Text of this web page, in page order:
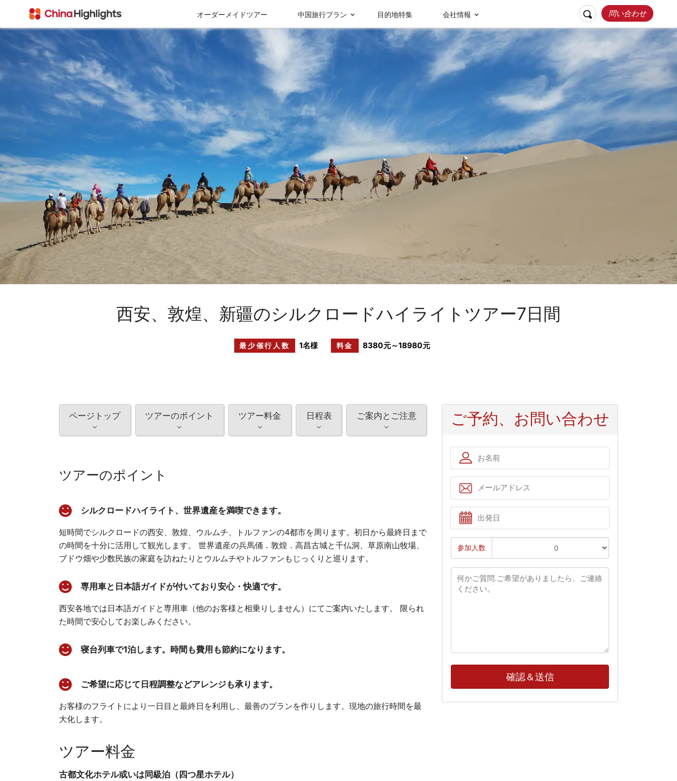
オーダーメイドツアー 中国旅行プラン
チベット 西安 九寨溝 成都
目的地特集 会社情報
会社情報
私たちについて グループ情報
受賞実績＆メディ
ア報
お客様の声
問い合わせ
西安、敦煌、新疆のシルクロードハイライトツアー7日間
最少催行人数 1名様 料金 8380元～18980元
ページトップ ツアーのポイント ツアー料金 日程表 ご案内とご注意
ツアーのポイント
シルクロードハイライト、世界遺産を満喫できます。
短時間でシルクロードの西安、敦煌、ウルムチ、トルファンの4都市を周ります。初日から最終日まで
の時間を十分に活用して観光します。 世界遺産の兵馬俑．敦煌．高昌古城と千仏洞、草原南山牧場、
ブドウ畑や少数民族の家庭を訪ねたりとウルムチやトルファンもじっくりと巡ります。
専用車と日本語ガイドが付いており安心・快適です。
西安各地では日本語ガイドと専用車（他のお客様と相乗りしません）にてご案内いたします。 限られ
た時間で安心してお楽しみください。
寝台列車で1泊します。時間も費用も節約になります。
ご希望に応じて日程調整などアレンジも承ります。
お客様のフライトにより一日目と最終日を利用し、最善のプランを作りします。現地の旅行時間を最
大化します。
ツアー料金
古都文化ホテル或いは同級泊（四つ星ホテル）
ご予約、お問い合わせ
参加人数
確認＆送信